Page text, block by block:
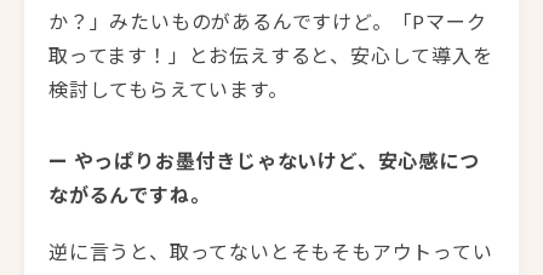
か？」みたいものがあるんですけど。「Pマーク
取ってます！」とお伝えすると、安心して導入を
検討してもらえています。
ー やっぱりお墨付きじゃないけど、安心感につ
ながるんですね。
逆に言うと、取ってないとそもそもアウトってい